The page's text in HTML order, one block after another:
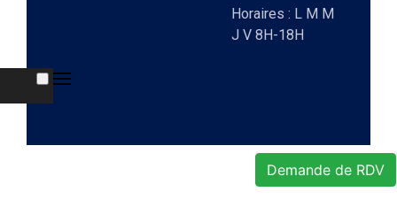
Demande de RDV
Horaires : L M M
J V 8H-18H